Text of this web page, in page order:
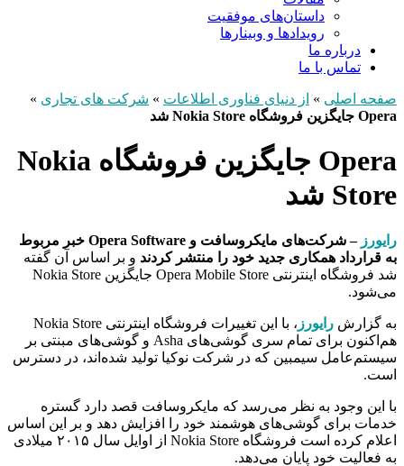
داستان‌های موفقیت
رویدادها و وبینارها
درباره ما
تماس با ما
صفحه اصلی » از دنیای فناوری اطلاعات » شرکت های تجاری »
Opera جایگزین فروشگاه Nokia Store شد
Opera جایگزین فروشگاه Nokia
Store شد
رایورز
– شرکت‌های مایکروسافت و Opera Software خبر مربوط
به قرارداد همکاری جدید خود را منتشر کردند و بر اساس آن گفته
شد فروشگاه اینترنتی Opera Mobile Store جایگزین Nokia Store
می‌شود.
به گزارش رایورز
، با این تغییرات فروشگاه اینترنتی Nokia Store
هم‌اکنون برای تمام سری گوشی‌های Asha و گوشی‌های مبنتی بر
سیستم‌عامل سیمبین که در شرکت نوکیا تولید شده‌اند، در دسترس
است.
با این وجود به نظر می‌رسد که مایکروسافت قصد دارد گستره
خدمات برای گوشی‌های هوشمند خود را افزایش دهد و بر این اساس
اعلام کرده است فروشگاه Nokia Store از اوایل سال ۲۰۱۵ میلادی
به فعالیت خود پایان می‌دهد.